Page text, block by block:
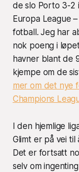
de slo Porto 3-2
Europa League
fotball. Jeg har
nok poeng i
havner blant de
kjempe om de
mer om det nye
Champions
I den hjemlige
Glimt er på vei
Det er fortsatt
selv om